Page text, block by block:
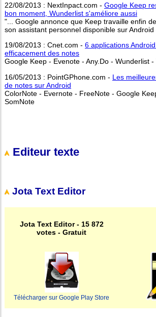
22/08/2013 : NextInpact.com - Google Keep
bon moment, Wunderlist s'améliore aussi
"... Google annonce que Keep travaille enfin
son assistant personnel disponible sur
19/08/2013 : Cnet.com - 6 applications
efficacement des notes
Google Keep - Evenote - Any.Do - Wunderlist
16/05/2013 : PointGPhone.com - Les
de notes sur Android
ColorNote - Evernote - FreeNote - Google
SomNote
Editeur texte
Jota Text Editor
Jota Text Editor - 15 872
votes - Gratuit
Télécharger sur Google Play Store